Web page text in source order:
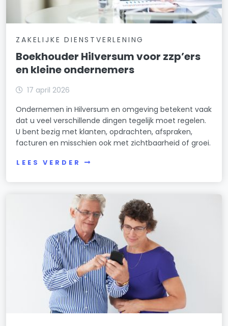
ZAKELIJKE DIENSTVERLENING
Boekhouder Hilversum voor zzp’ers
en kleine ondernemers
17 april 2026
Ondernemen in Hilversum en omgeving betekent vaak
dat u veel verschillende dingen tegelijk moet regelen.
U bent bezig met klanten, opdrachten, afspraken,
facturen en misschien ook met zichtbaarheid of groei.
LEES VERDER